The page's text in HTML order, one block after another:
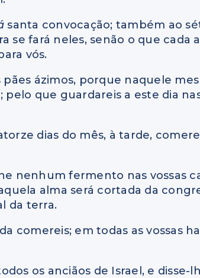
santa convocação; também ao
se fará neles, senão o que cada
vós.
pães ázimos, porque naquele
que guardareis a este dia
dias do mês, à tarde,
nenhum fermento nas vossas
alma será cortada da
da terra.
comereis; em todas as vossas
os anciãos de Israel, e disse-